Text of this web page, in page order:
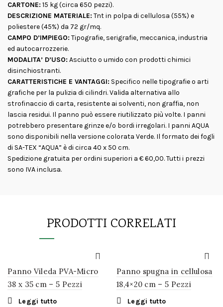
CARTONE: 15 kg (circa 650 pezzi).
DESCRIZIONE MATERIALE: Tnt in polpa di cellulosa (55%) e
poliestere (45%) da 72 gr/mq.
CAMPO D’IMPIEGO: Tipografie, serigrafie, meccanica, industria
ed autocarrozzerie.
MODALITA’ D’USO: Asciutto o umido con prodotti chimici
disinchiostranti.
CARATTERISTICHE E VANTAGGI: Specifico nelle tipografie o arti
grafiche per la pulizia di cilindri. Valida alternativa allo
strofinaccio di carta, resistente ai solventi, non graffia, non
lascia residui. Il panno può essere riutilizzato più volte. I panni
potrebbero presentare grinze e/o bordi irregolari. I panni AQUA
sono disponibili nella versione colorata Verde. Il formato dei fogli
di SA-TEX “AQUA” è di circa 40 x 50 cm.
Spedizione gratuita per ordini superiori a € 60,00. Tutti i prezzi
sono IVA inclusa.
PRODOTTI CORRELATI
Panno Vileda PVA-Micro
38 x 35 cm – 5 Pezzi
Leggi tutto
Panno spugna in cellulosa
18,4×20 cm – 5 Pezzi
Leggi tutto